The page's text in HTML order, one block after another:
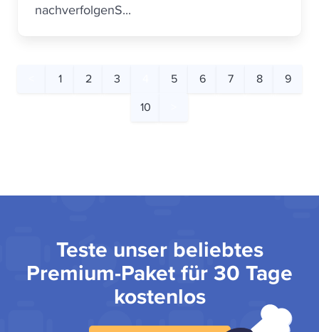
nachverfolgenS...
1 2 3 5 6 7 8
9
10
Teste unser beliebtes
Premium-Paket für 30 Tage
kostenlos